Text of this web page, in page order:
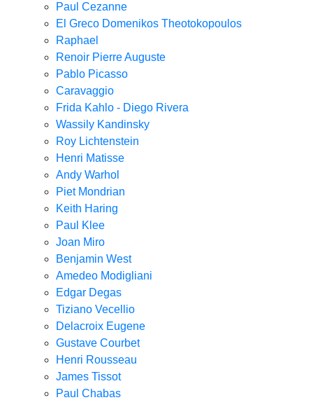
Paul Cezanne
El Greco Domenikos Theotokopoulos
Raphael
Renoir Pierre Auguste
Pablo Picasso
Caravaggio
Frida Kahlo - Diego Rivera
Wassily Kandinsky
Roy Lichtenstein
Henri Matisse
Andy Warhol
Piet Mondrian
Keith Haring
Paul Klee
Joan Miro
Benjamin West
Amedeo Modigliani
Edgar Degas
Tiziano Vecellio
Delacroix Eugene
Gustave Courbet
Henri Rousseau
James Tissot
Paul Chabas